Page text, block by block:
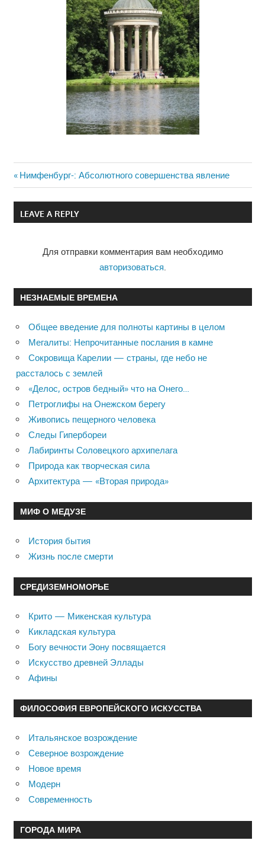
Навигация
по
Previous
Post:
Нимфенбург-: Абсолютного совершенства явление
LEAVE A REPLY
Для отправки комментария вам необходимо
авторизоваться
НЕЗНАЕМЫЕ ВРЕМЕНА
Общее введение для полноты картины в целом
Мегалиты: Непрочитанные послания в камне
Сокровища Карелии — страны, где небо не
рассталось с землей
«Делос, остров бедный» что на Онего…
Петроглифы на Онежском берегу
Живопись пещерного человека
Следы Гипербореи
Лабиринты Соловецкого архипелага
Природа как творческая сила
Архитектура — «Вторая природа»
МИФ О МЕДУЗЕ
История бытия
Жизнь после смерти
СРЕДИЗЕМНОМОРЬЕ
Крито — Микенская культура
Кикладская культура
Богу вечности Эону посвящается
Искусство древней Эллады
Афины
ФИЛОСОФИЯ ЕВРОПЕЙСКОГО ИСКУССТВА
Итальянское возрождение
Северное возрождение
Новое время
Модерн
Современность
ГОРОДА МИРА